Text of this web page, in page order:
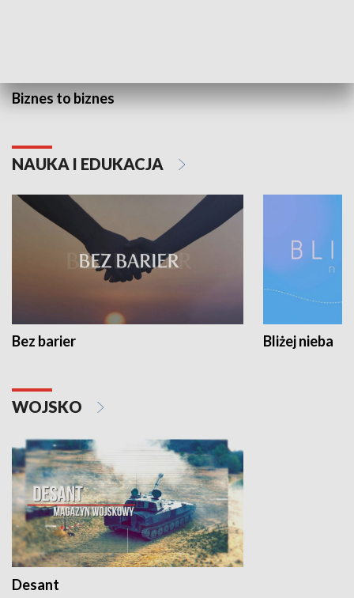
Biznes to biznes
NAUKA I EDUKACJA
Bez barier Bliżej nieba
WOJSKO
Desant